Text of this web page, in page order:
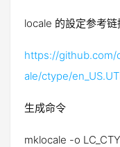
locale 的設定参考链
https://
ale/ctype/
生成命令
mklocale -o